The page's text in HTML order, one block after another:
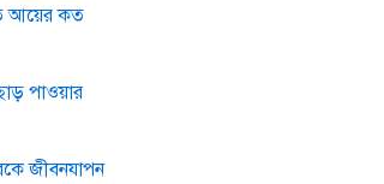
আয়ের কত
পাওয়ার
জীবনযাপন